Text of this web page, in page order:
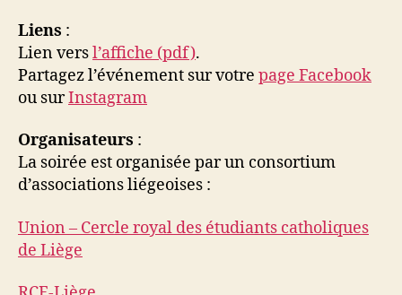
Liens :
Lien versl’affiche (pdf).
Partagez l’événement sur votre page Facebook
ou surInstagram
Organisateurs :
La soirée est organisée par un consortium
d’associations liégeoises :
Union – Cercle royal des étudiants catholiques
de Liège